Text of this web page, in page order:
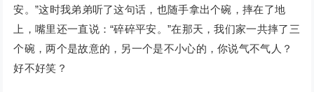
安。”这时我弟弟听了这句话，也随手拿出个碗，摔在了地
上，嘴里还一直说：“碎碎平安。”在那天，我们家一共摔了三
个碗，两个是故意的，另一个是不小心的，你说气不气人？
好不好笑？